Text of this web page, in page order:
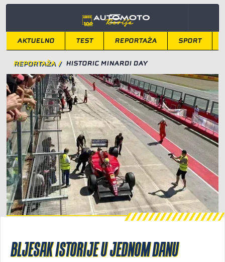
Light/Dark mode
AKTUELNO TEST REPORTAŽA SPORT
REPORTAŽA / HISTORIC MINARDI DAY
BLJESAK ISTORIJE U JEDNOM DANU